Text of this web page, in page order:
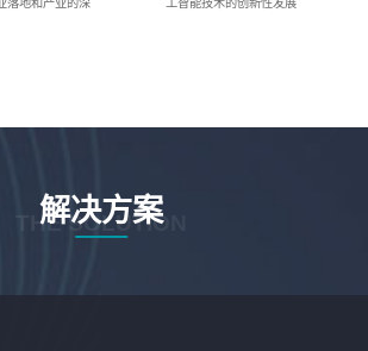
落地和产业的深
工智能技术的创新性发展
解决方案
THE SOLUTION